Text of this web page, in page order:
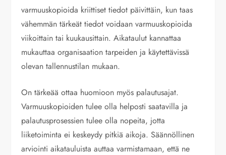
varmuuskopioida kriittiset tiedot päivittäin, kun taas
vähemmän tärkeät tiedot voidaan varmuuskopioida
viikoittain tai kuukausittain. Aikataulut kannattaa
mukauttaa organisaation tarpeiden ja käytettävissä
olevan tallennustilan mukaan.
On tärkeää ottaa huomioon myös palautusajat.
Varmuuskopioiden tulee olla helposti saatavilla ja
palautusprosessien tulee olla nopeita, jotta
liiketoiminta ei keskeydy pitkiä aikoja. Säännöllinen
arviointi aikatauluista auttaa varmistamaan, että ne